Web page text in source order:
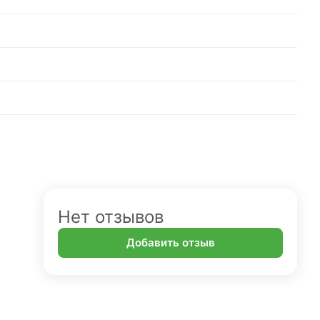
Нет отзывов
Добавить отзыв